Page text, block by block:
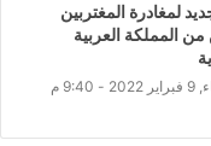
لمغادرة المغتربين
من المملكة العربية
9:40 م